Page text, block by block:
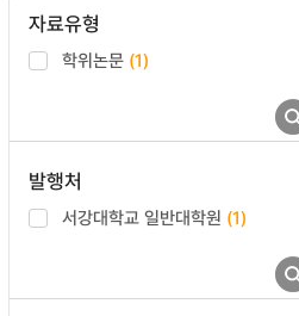
자료유형
학위논문 (1)
발행처
서강대학교 일반대학원 (1)